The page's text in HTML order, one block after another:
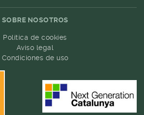
SOBRE NOSOTROS
Política de cookies
Aviso legal
Condiciones de uso